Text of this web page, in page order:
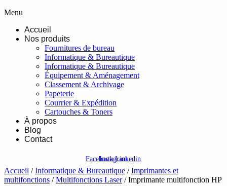
Menu
Accueil
Nos produits
Fournitures de bureau
Informatique & Bureautique
Informatique & Bureautique
Équipement & Aménagement
Classement & Archivage
Papeterie
Courrier & Expédition
Cartouches & Toners
À propos
Blog
Contact
FacebookInstagramLinkedin
Accueil /Informatique & Bureautique /Imprimantes et
multifonctions /Multifonctions Laser/ Imprimante multifonction HP